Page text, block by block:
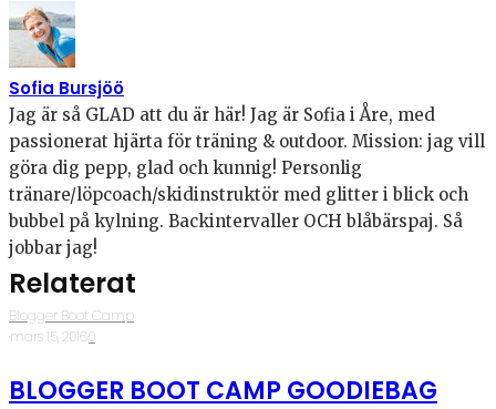
Sofia Bursjöö
Jag är så GLAD att du är här! Jag är Sofia i Åre, med
passionerat hjärta för träning & outdoor. Mission: jag vill
göra dig pepp, glad och kunnig! Personlig
tränare/löpcoach/skidinstruktör med glitter i blick och
bubbel på kylning. Backintervaller OCH blåbärspaj. Så
jobbar jag!
Relaterat
Blogger Boot Camp
·mars 15, 2016·0
BLOGGER BOOT CAMP GOODIEBAG